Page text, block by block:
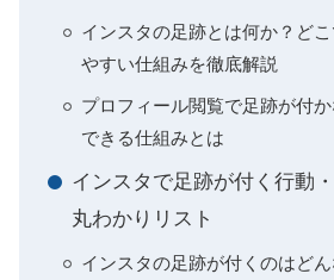
インスタの足跡とは何か？ど
やすい仕組みを徹底解説
プロフィール閲覧で足跡が付
できる仕組みとは
インスタで足跡が付く行動
丸わかりリスト
インスタの足跡が付くのはど